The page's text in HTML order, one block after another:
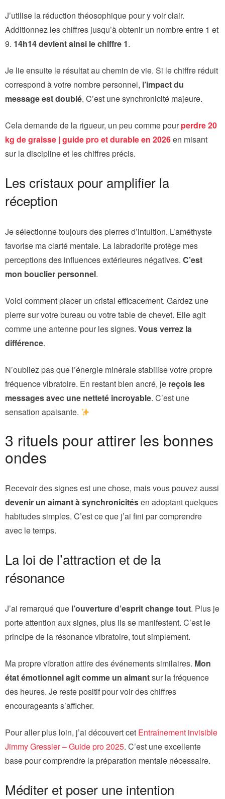
J’utilise la réduction théosophique pour y voir clair.
Additionnez les chiffres jusqu’à obtenir un nombre entre 1 et
9. 14h14 devient ainsi le chiffre 1.
Je lie ensuite le résultat au chemin de vie. Si le chiffre réduit
correspond à votre nombre personnel, l’impact du
message est doublé. C’est une synchronicité majeure.
Cela demande de la rigueur, un peu comme pour perdre 20
kg de graisse | guide pro et durable en 2026en misant
sur la discipline et les chiffres précis.
Les cristaux pour amplifier la
réception
Je sélectionne toujours des pierres d’intuition. L’améthyste
favorise ma clarté mentale. La labradorite protège mes
perceptions des influences extérieures négatives. C’est
mon bouclier personnel.
Voici comment placer un cristal efficacement. Gardez une
pierre sur votre bureau ou votre table de chevet. Elle agit
comme une antenne pour les signes. Vous verrez la
différence.
N’oubliez pas que l’énergie minérale stabilise votre propre
fréquence vibratoire. En restant bien ancré, je reçois les
messages avec une netteté incroyable. C’est une
sensation apaisante.
3 rituels pour attirer les bonnes
ondes
Recevoir des signes est une chose, mais vous pouvez aussi
devenir un aimant à synchronicitésen adoptant quelques
habitudes simples. C’est ce que j’ai fini par comprendre
avec le temps.
La loi de l’attraction et de la
résonance
J’ai remarqué que l’ouverture d’esprit change tout. Plus je
porte attention aux signes, plus ils se manifestent. C’est le
principe de la résonance vibratoire, tout simplement.
Ma propre vibration attire des événements similaires. Mon
état émotionnel agit comme un aimantsur la fréquence
des heures. Je reste positif pour voir des chiffres
encourageants s’afficher.
Pour aller plus loin, j’ai découvert cet Entraînement invisible
Jimmy Gressier – Guide pro 2025. C’est une excellente
base pour comprendre la préparation mentale nécessaire.
Méditer et poser une intention